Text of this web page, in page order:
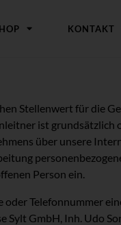
KONTAKT
Stellenwert für die
ist grundsätzlich
über unsere
Person ein.
Telefonnummer
Sylt GmbH, Inh. Udo